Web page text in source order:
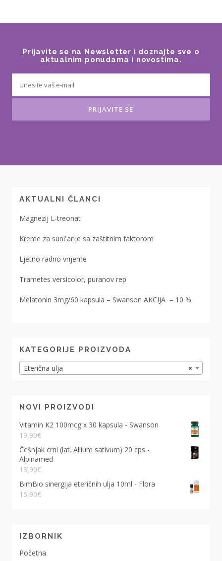
Prijavite se na Newsletter i doznajte sve o
aktualnim ponudama i novostima.
AKTUALNI ČLANCI
Magnezij L-treonat
Kreme za sunčanje sa zaštitnim faktorom
Ljetno radno vrijeme
Trametes versicolor, puranov rep
Melatonin 3mg/60 kapsula – Swanson AKCIJA – 10 %
KATEGORIJE PROIZVODA
×
Eterična ulja
NOVI PROIZVODI
Vitamin K2 100mcg x 30 kapsula - Swanson
19,90€
Češnjak crni (lat. Allium sativum) 20 cps -
Alpinamed
13,90€
BimBio sinergija eteričnih ulja 10ml - Flora
15,90€
IZBORNIK
Početna